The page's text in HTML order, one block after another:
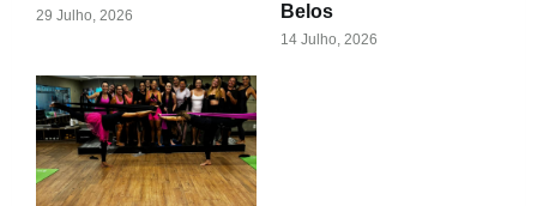
29 Julho, 2026
Belos
14 Julho, 2026